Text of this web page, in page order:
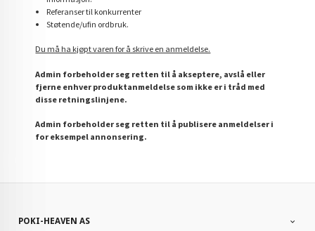
Referanser til konkurrenter
Støtende/ufin ordbruk.
Du må ha kjøpt varen for å skrive en anmeldelse.
Admin forbeholder seg retten til å akseptere, avslå eller
fjerne enhver produktanmeldelse som ikke er i tråd med
disse retningslinjene.
Admin forbeholder seg retten til å publisere anmeldelser i
for eksempel annonsering.
POKI-HEAVEN AS